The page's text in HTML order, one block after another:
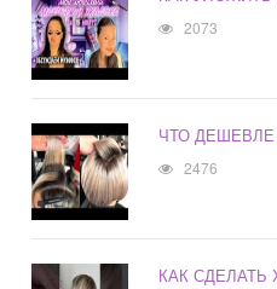
2073
ЧТО
2476
КАК СДЕЛАТЬ